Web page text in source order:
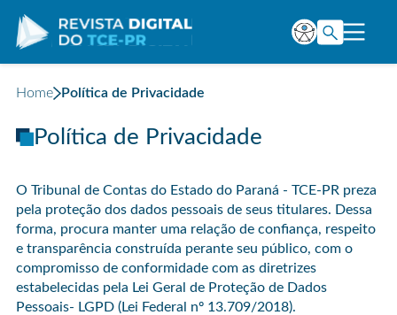
Home Política de Privacidade
Política de Privacidade
O Tribunal de Contas do Estado do Paraná - TCE-PR preza
pela proteção dos dados pessoais de seus titulares. Dessa
forma, procura manter uma relação de confiança, respeito
e transparência construída perante seu público, com o
compromisso de conformidade com as diretrizes
estabelecidas pela Lei Geral de Proteção de Dados
Pessoais- LGPD (Lei Federal nº 13.709/2018).